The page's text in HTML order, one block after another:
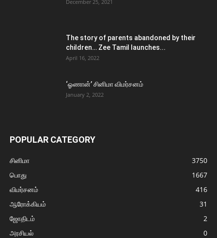
December 25, 2021
The story of parents abandoned by their
children… Zee Tamil launches...
April 16, 2022
‘ஓணான்’ சினிமா விமர்சனம்
January 2, 2022
POPULAR CATEGORY
சினிமா
3750
பொது
1667
விமர்சனம்
416
ஆரோக்கியம்
31
ஜோதிடம்
2
அரசியல்
0